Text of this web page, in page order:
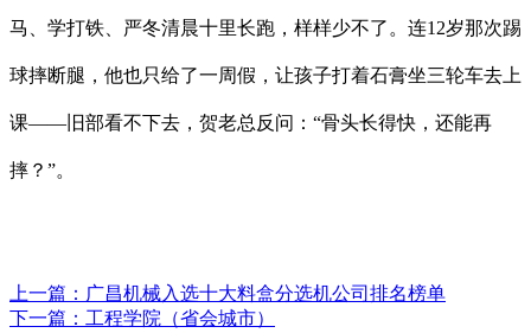
马、学打铁、严冬清晨十里长跑，样样少不了。连12岁那次踢
球摔断腿，他也只给了一周假，让孩子打着石膏坐三轮车去上
课——旧部看不下去，贺老总反问：“骨头长得快，还能再
摔？”。
上一篇： 广昌机械入选十大料盒分选机公司排名榜单
下一篇： 工程学院（省会城市）